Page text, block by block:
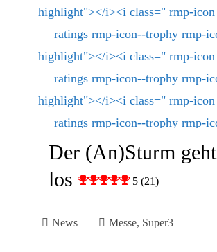
Der (An)Sturm geht
los
5 (21)
News Messe, Super3